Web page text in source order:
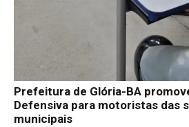
Prefeitura de Glória-BA
Defensiva para motoristas das
municipais